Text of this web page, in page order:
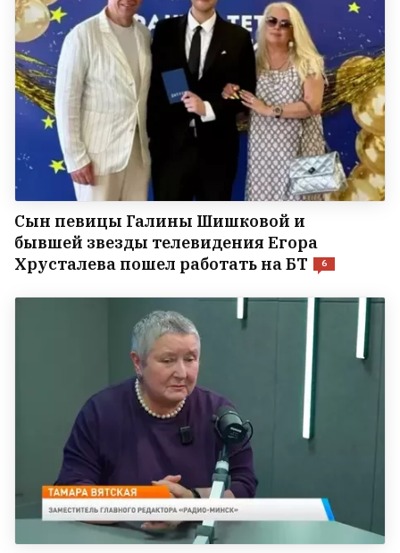
Сын певицы Галины Шишковой и
бывшей звезды телевидения Егора
Хрусталева пошел работать на БТ
6